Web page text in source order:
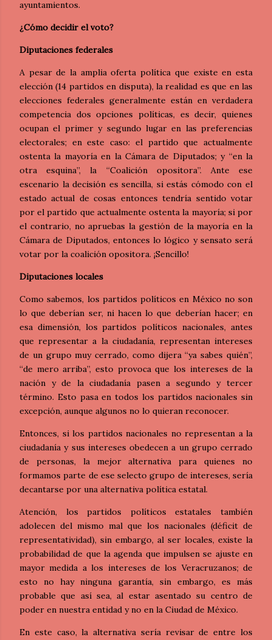
ayuntamientos.
¿Cómo decidir el voto?
Diputaciones federales
A pesar de la amplia oferta política que existe en esta
elección (14 partidos en disputa), la realidad es que en las
elecciones federales generalmente están en verdadera
competencia dos opciones políticas, es decir, quienes
ocupan el primer y segundo lugar en las preferencias
electorales; en este caso: el partido que actualmente
ostenta la mayoría en la Cámara de Diputados; y “en la
otra esquina”, la “Coalición opositora”. Ante ese
escenario la decisión es sencilla, si estás cómodo con el
estado actual de cosas entonces tendría sentido votar
por el partido que actualmente ostenta la mayoría; si por
el contrario, no apruebas la gestión de la mayoría en la
Cámara de Diputados, entonces lo lógico y sensato será
votar por la coalición opositora. ¡Sencillo!
Diputaciones locales
Como sabemos, los partidos políticos en México no son
lo que deberían ser, ni hacen lo que deberían hacer; en
esa dimensión, los partidos políticos nacionales, antes
que representar a la ciudadanía, representan intereses
de un grupo muy cerrado, como dijera “ya sabes quién”,
“de mero arriba”, esto provoca que los intereses de la
nación y de la ciudadanía pasen a segundo y tercer
término. Esto pasa en todos los partidos nacionales sin
excepción, aunque algunos no lo quieran reconocer.
Entonces, si los partidos nacionales no representan a la
ciudadanía y sus intereses obedecen a un grupo cerrado
de personas, la mejor alternativa para quienes no
formamos parte de ese selecto grupo de intereses, sería
decantarse por una alternativa política estatal.
Atención, los partidos políticos estatales también
adolecen del mismo mal que los nacionales (déficit de
representatividad), sin embargo, al ser locales, existe la
probabilidad de que la agenda que impulsen se ajuste en
mayor medida a los intereses de los Veracruzanos; de
esto no hay ninguna garantía, sin embargo, es más
probable que así sea, al estar asentado su centro de
poder en nuestra entidad y no en la Ciudad de México.
En este caso, la alternativa sería revisar de entre los